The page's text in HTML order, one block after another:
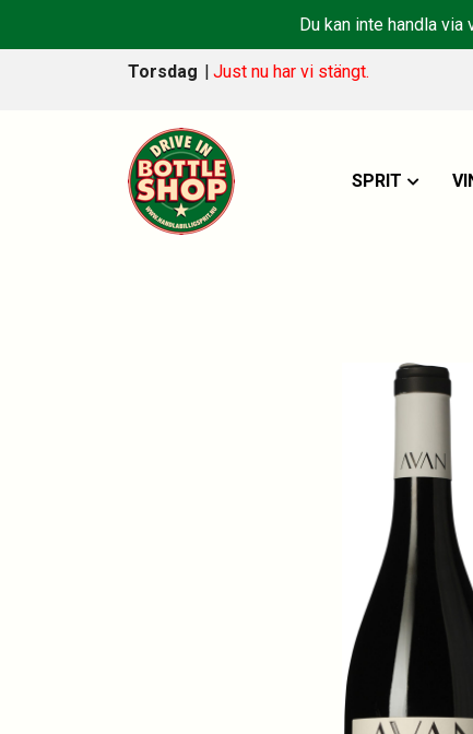
Du kan inte handla
Torsdag | Just nu har vi stängt.
SPRIT